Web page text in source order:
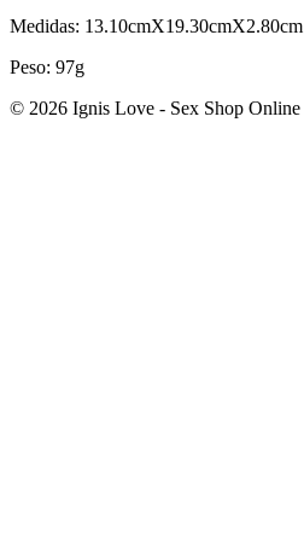
Medidas: 13.10cmX19.30cmX2.80cm
Peso: 97g
© 2026 Ignis Love - Sex Shop Online